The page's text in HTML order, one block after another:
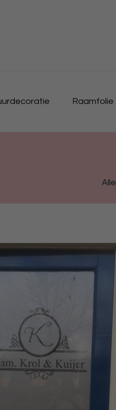
Raamfolie
Alle